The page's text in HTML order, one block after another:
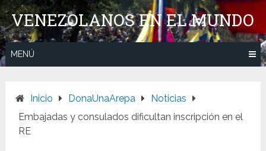
Saltar
al
contenido
VENEZOLANOS EN EL MUNDO
MENÚ
Inicio DonaUnaArepa
Noticias
Embajadas y consulados dificultan inscripción en el
RE